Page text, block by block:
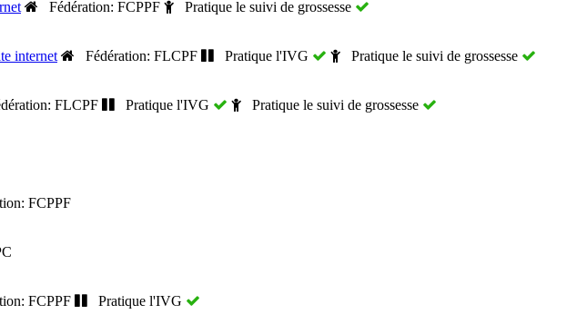
Fédération: FCPPF
Pratique le suivi de grossesse
internet Fédération: FLCPF Pratique l'IVG
Pratique le suivi de grossesse
FLCPF Pratique l'IVG
Pratique le suivi de grossesse
FCPPF
FCPPF
Pratique l'IVG